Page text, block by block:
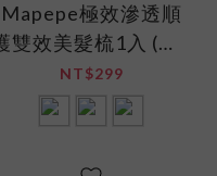
Mapepe極效滲透順
雙效美髮梳1入 (共3
色)-NEW
NT$299